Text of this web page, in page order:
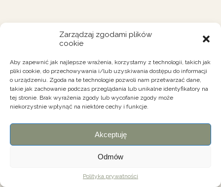
Zarządzaj zgodami plików
cookie
Aby zapewnić jak najlepsze wrażenia, korzystamy z technologii, takich jak
pliki cookie, do przechowywania i/lub uzyskiwania dostępu do informacji
o urządzeniu. Zgoda na te technologie pozwoli nam przetwarzać dane,
takie jak zachowanie podczas przeglądania lub unikalne identyfikatory na
tej stronie. Brak wyrażenia zgody lub wycofanie zgody może
niekorzystnie wpłynąć na niektóre cechy i funkcje.
Akceptuję
Odmów
Polityka prywatności